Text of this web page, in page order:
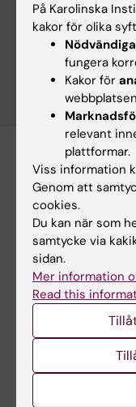
Prenumerera på
20 apr 2026
Microsoft Teams:
I framtiden kommer
formulär, enkelt
På Karolinska
kakor för olika
Nödvändiga
fungera
Kakor för
relevant
plattformar.
Viss information
Genom att
cookies.
Du kan när som
samtycke via
sidan.
Mer information
Read this